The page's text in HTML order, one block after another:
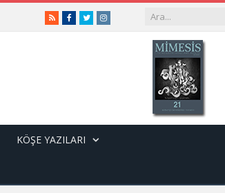
RSSFacebook
TwitterInstagram
KÖŞE YAZILARI